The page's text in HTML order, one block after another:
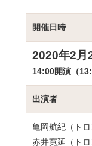
開催日時
2020年2月
14:00開演（
出演者
亀岡航紀（トロ
赤井寛延（トロ